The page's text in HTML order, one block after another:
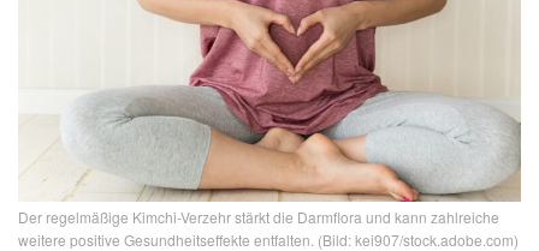
Der regelmäßige Kimchi-Verzehr stärkt die Darmflora und kann zahlreiche
weitere positive Gesundheitseffekte entfalten. (Bild: kei907/stock.adobe.com)